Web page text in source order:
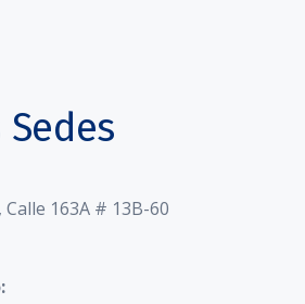
163A # 13B-60